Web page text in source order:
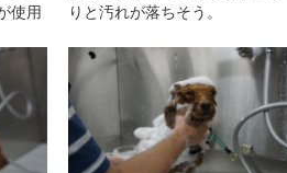
使用
りと汚れが落ちそう。